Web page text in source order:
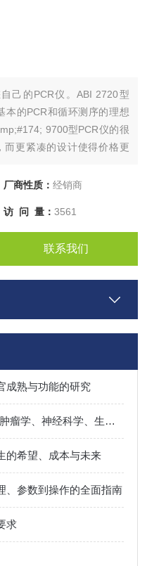
己的PCR仪。ABI 2720型
本的PCR和循环测序的理想
9700型PCR仪的很
而更紧凑的设计使得价格更
厂商性质： 经销商
访 问 量： 3561
联系我们
成熟与功能的研究
Leica倒置显微镜广泛应用于肿瘤学、神经科学、生物材料学等领域的研究中
的希望、成本与未来
、参数到操作的全面指南
求